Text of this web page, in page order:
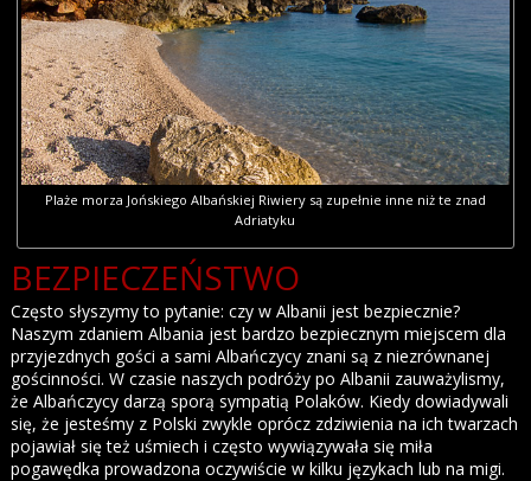
Plaże morza Jońskiego Albańskiej Riwiery są zupełnie inne niż te znad
Adriatyku
BEZPIECZEŃSTWO
Często słyszymy to pytanie: czy w Albanii jest bezpiecznie?
Naszym zdaniem Albania jest bardzo bezpiecznym miejscem dla
przyjezdnych gości a sami Albańczycy znani są z niezrównanej
gościnności. W czasie naszych podróży po Albanii zauważylismy,
że Albańczycy darzą sporą sympatią Polaków. Kiedy dowiadywali
się, że jesteśmy z Polski zwykle oprócz zdziwienia na ich twarzach
pojawiał się też uśmiech i często wywiązywała się miła
pogawędka prowadzona oczywiście w kilku językach lub na migi.